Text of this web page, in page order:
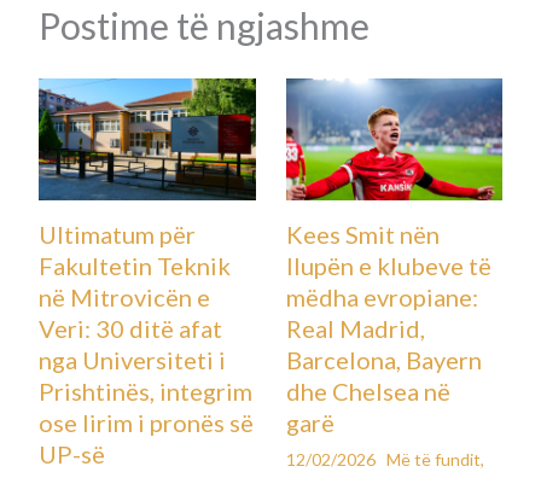
Moti sot, si nisi dhjetori
Leave a Comment Duhet Lexuar,Më të fundit By
Koha e parashikuar e leximit: 2 minuta
01.dhjetor 2025